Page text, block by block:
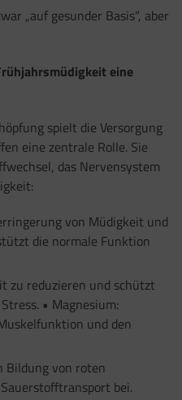
„auf gesunder Basis“, aber
eine
spielt die Versorgung
eine zentrale Rolle. Sie
das Nervensystem
von Müdigkeit und
die normale Funktion
zu reduzieren und schützt
• Magnesium:
und den
Bildung von roten
bei.